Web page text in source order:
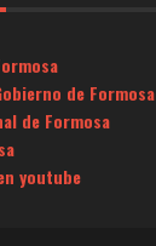
de Formosa
de Formosa
youtube